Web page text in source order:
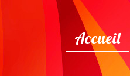
Accueil